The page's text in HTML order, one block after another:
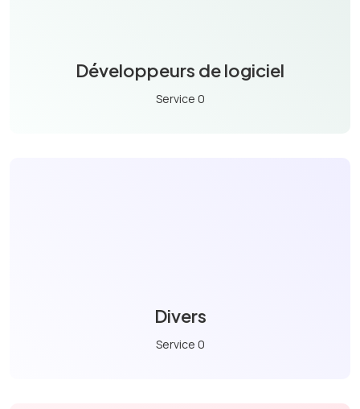
Développeurs de logiciel
Service 0
Divers
Service 0